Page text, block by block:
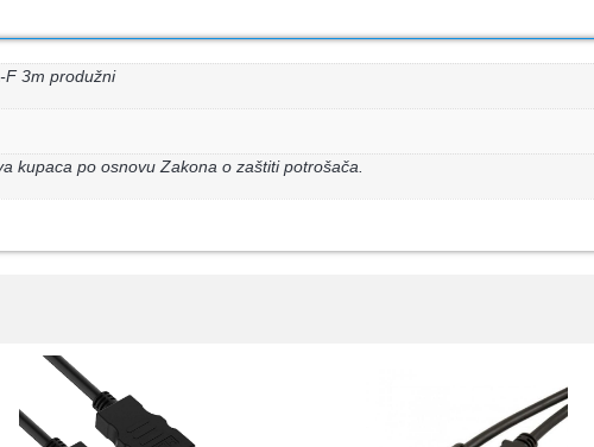
F 3m produžni
kupaca po osnovu Zakona o zaštiti potrošača.